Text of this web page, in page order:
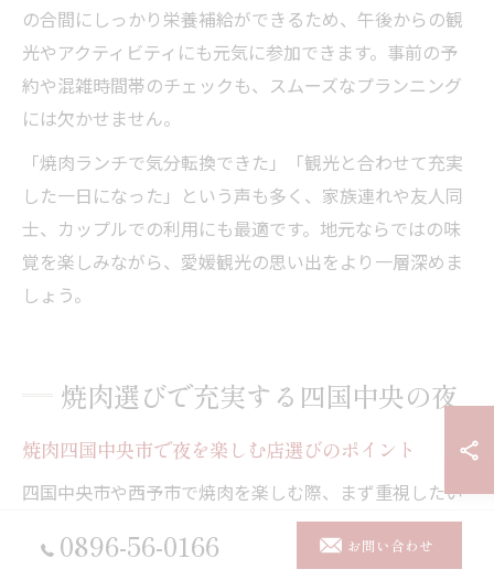
の合間にしっかり栄養補給ができるため、午後からの観
光やアクティビティにも元気に参加できます。事前の予
約や混雑時間帯のチェックも、スムーズなプランニング
には欠かせません。
「焼肉ランチで気分転換できた」「観光と合わせて充実
した一日になった」という声も多く、家族連れや友人同
士、カップルでの利用にも最適です。地元ならではの味
覚を楽しみながら、愛媛観光の思い出をより一層深めま
しょう。
焼肉選びで充実する四国中央の夜
焼肉四国中央市で夜を楽しむ店選びのポイント
四国中央市や西予市で焼肉を楽しむ際、まず重視したい
のは店選びです。夜の外食では、家族や友人と落ち着い
て過ごせる空間や、個室・広々とした席があるかどうか
0896-56-0166 お問い合わせ